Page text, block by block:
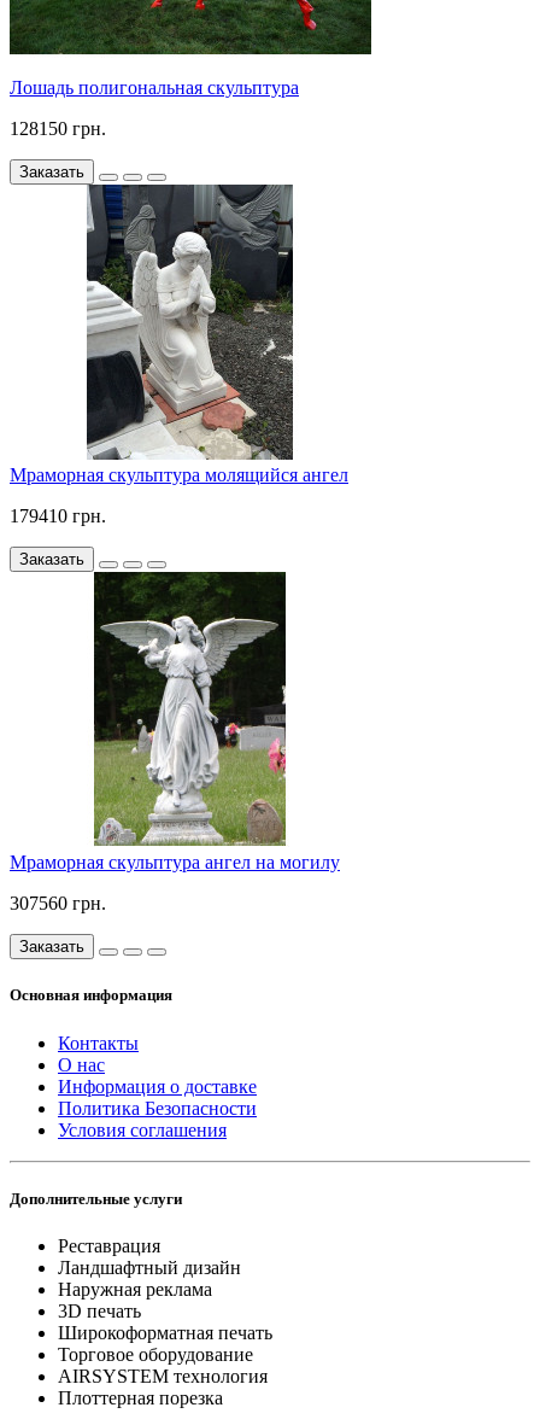
Лошадь полигональная скульптура
128150 грн.
Заказать
Мраморная скульптура молящийся ангел
179410 грн.
Заказать
Мраморная скульптура ангел на могилу
307560 грн.
Заказать
Основная информация
Контакты
О нас
Информация о доставке
Политика Безопасности
Условия соглашения
Дополнительные услуги
Реставрация
Ландшафтный дизайн
Наружная реклама
3D печать
Широкоформатная печать
Торговое оборудование
AIRSYSTEM технология
Плоттерная порезка